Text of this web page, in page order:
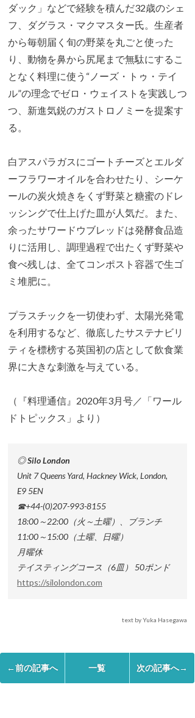
ダック」などで経験を積んだ32歳のシェ
フ、ダグラス・マクマスター氏。生産者
から毎朝届く旬の野菜を丸ごと使った
り、動物を鼻から尻尾まで無駄にするこ
となく料理に使う“ノーズ・トゥ・テイ
ル”の理念でゼロ・ウェイストを実践しつ
つ、新進気鋭のガストロノミーを提案す
る。
白アスパラガスにゴートチーズとエルダ
ーフラワーオイルを合わせたり、シーケ
ールの炭火焼きをくず野菜と糖蜜のドレ
ッシングで仕上げた皿が人気だ。また、
余ったサワードウブレッドは発酵食品造
りに活用し、調理過程で出たくず野菜や
食べ残しは、全てコンポスト容器で生ゴ
ミ堆肥に。
プラスチックを一切使わず、太陽光発電
を利用するなど、徹底したサステナビリ
ティを標榜する英国初の店として飲食業
界に大きな刺激を与えている。
（『料理通信』2020年3月号／「ワール
ドトピックス」より）
◎ Silo London
Unit 7 Queens Yard, Hackney Wick, London,
E9 5EN
☎+44-(0)207-993-8155
18:00～22:00（火～土曜）、ブランチ
11:00～15:00（土曜、日曜）
月曜休
テイスティングコース（6皿） 50ポンド
https://silolondon.com
text by Yuka Hasegawa
←前の記事へ 一覧 次の記事へ→